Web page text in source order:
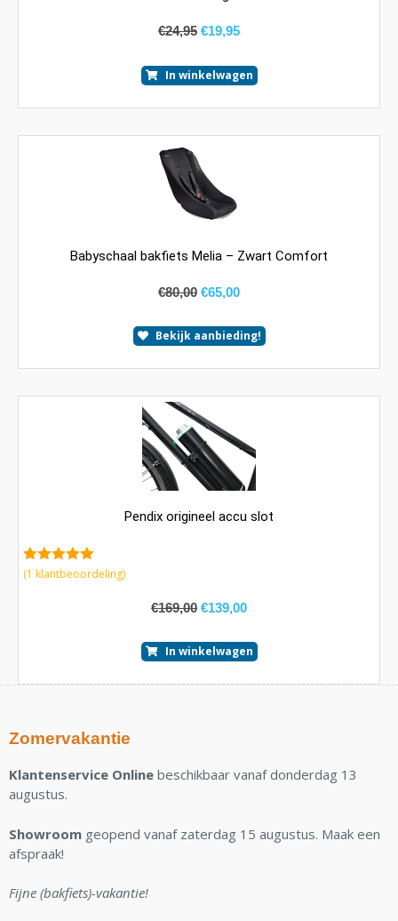
€24,95 €19,95
In winkelwagen
Babyschaal bakfiets Melia – Zwart Comfort
€80,00 €65,00
Bekijk aanbieding!
Pendix origineel accu slot
5.00van 5
(1 klantbeoordeling)
€169,00 €139,00
In winkelwagen
Zomervakantie
Klantenservice Online beschikbaar vanaf donderdag 13
augustus.
Showroom geopend vanaf zaterdag 15 augustus. Maak een
afspraak!
Fijne (bakfiets)-vakantie!